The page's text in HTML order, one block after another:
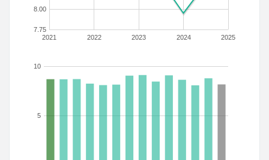
2021 2022 2023 2024 2025
7.75
8.00
5
10